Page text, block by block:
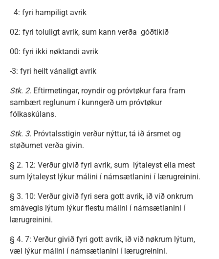
4: fyri hampiligt avrik
02: fyri toluligt avrik, sum kann verða góðtikið
00: fyri ikki nøktandi avrik
-3: fyri heilt vánaligt avrik
Stk. 2. Eftirmetingar, royndir og próvtøkur fara fram
sambært reglunum í kunngerð um próvtøkur
fólkaskúlans.
Stk. 3. Próvtalsstigin verður nýttur, tá ið ársmet og
støðumet verða givin.
§ 2. 12: Verður givið fyri avrik, sum lýtaleyst ella mest
sum lýtaleyst lýkur málini í námsætlanini í lærugreinini.
§ 3. 10: Verður givið fyri sera gott avrik, ið við onkrum
smávegis lýtum lýkur flestu málini í námsætlanini í
lærugreinini.
§ 4. 7: Verður givið fyri gott avrik, ið við nøkrum lýtum,
væl lýkur málini í námsætlanini í lærugreinini.